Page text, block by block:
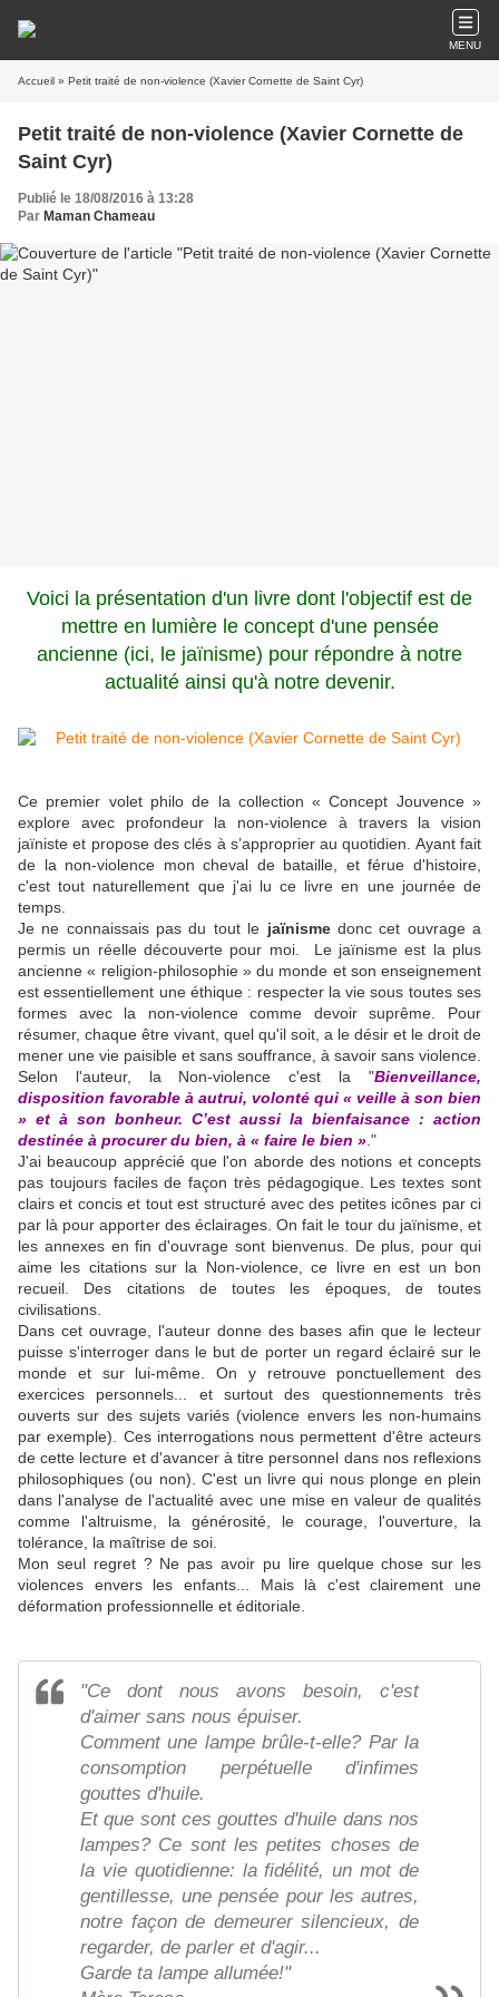
MENU
Accueil » Petit traité de non-violence (Xavier Cornette de Saint Cyr)
Petit traité de non-violence (Xavier Cornette de
Saint Cyr)
Publié le 18/08/2016 à 13:28
Par Maman Chameau
Voici la présentation d'un livre dont l'objectif est de
mettre en lumière le concept d'une pensée
ancienne (ici, le jaïnisme) pour répondre à notre
actualité ainsi qu'à notre devenir.
Ce premier volet philo de la collection « Concept Jouvence »
explore avec profondeur la non-violence à travers la vision
jaïniste et propose des clés à s’approprier au quotidien. Ayant fait
de la non-violence mon cheval de bataille, et férue d'histoire,
c'est tout naturellement que j'ai lu ce livre en une journée de
temps.
Je ne connaissais pas du tout le jaïnisme donc cet ouvrage a
permis un réelle découverte pour moi. Le jaïnisme est la plus
ancienne « religion-philosophie » du monde et son enseignement
est essentiellement une éthique : respecter la vie sous toutes ses
formes avec la non-violence comme devoir suprême. Pour
résumer, chaque être vivant, quel qu'il soit, a le désir et le droit de
mener une vie paisible et sans souffrance, à savoir sans violence.
Selon l'auteur, la Non-violence c'est la "Bienveillance,
disposition favorable à autrui, volonté qui « veille à son bien
» et à son bonheur. C’est aussi la bienfaisance : action
destinée à procurer du bien, à « faire le bien » ."
J'ai beaucoup apprécié que l'on aborde des notions et concepts
pas toujours faciles de façon très pédagogique. Les textes sont
clairs et concis et tout est structuré avec des petites icônes par ci
par là pour apporter des éclairages. On fait le tour du jaïnisme, et
les annexes en fin d'ouvrage sont bienvenus. De plus, pour qui
aime les citations sur la Non-violence, ce livre en est un bon
recueil. Des citations de toutes les époques, de toutes
civilisations.
Dans cet ouvrage, l'auteur donne des bases afin que le lecteur
puisse s'interroger dans le but de porter un regard éclairé sur le
monde et sur lui-même. On y retrouve ponctuellement des
exercices personnels... et surtout des questionnements très
ouverts sur des sujets variés (violence envers les non-humains
par exemple). Ces interrogations nous permettent d'être acteurs
de cette lecture et d'avancer à titre personnel dans nos reflexions
philosophiques (ou non). C'est un livre qui nous plonge en plein
dans l'analyse de l'actualité avec une mise en valeur de qualités
comme l'altruisme, la générosité, le courage, l'ouverture, la
tolérance, la maîtrise de soi.
Mon seul regret ? Ne pas avoir pu lire quelque chose sur les
violences envers les enfants... Mais là c'est clairement une
déformation professionnelle et éditoriale.
"Ce dont nous avons besoin, c'est
d'aimer sans nous épuiser.
Comment une lampe brûle-t-elle? Par la
consomption perpétuelle d'infimes
gouttes d'huile.
Et que sont ces gouttes d'huile dans nos
lampes? Ce sont les petites choses de
la vie quotidienne: la fidélité, un mot de
gentillesse, une pensée pour les autres,
notre façon de demeurer silencieux, de
regarder, de parler et d'agir...
Garde ta lampe allumée!"